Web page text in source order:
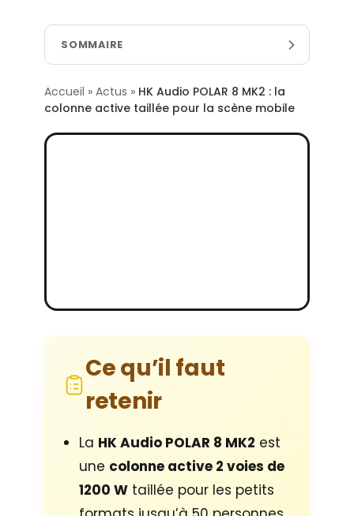
SOMMAIRE
Accueil » Actus » HK Audio POLAR 8 MK2 : la
colonne active taillée pour la scène mobile
Ce qu’il faut
retenir
La HK Audio POLAR 8 MK2 est
une colonne active 2 voies de
1200 W taillée pour les petits